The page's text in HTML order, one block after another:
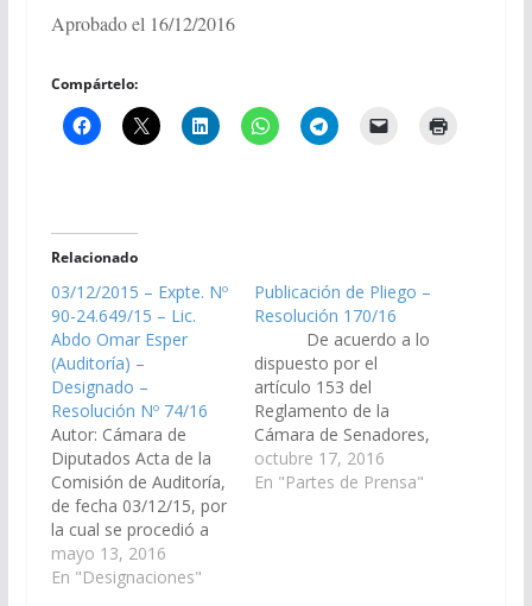
Aprobado el 16/12/2016
Compártelo:
Relacionado
03/12/2015 – Expte. Nº
90-24.649/15 – Lic.
Abdo Omar Esper
(Auditoría) –
Designado –
Resolución Nº 74/16
Autor: Cámara de
Diputados Acta de la
Comisión de Auditoría,
de fecha 03/12/15, por
la cual se procedió a
seleccionar al Lic. Abdo
Omar Esper, D.N.I. Nº
mayo 13, 2016
En "Designaciones"
Publicación de Pliego –
Resolución 170/16
De acuerdo a lo
dispuesto por el
artículo 153 del
Reglamento de la
Cámara de Senadores,
se ha procedido a la
publicación en el día de
octubre 17, 2016
En "Partes de Prensa"